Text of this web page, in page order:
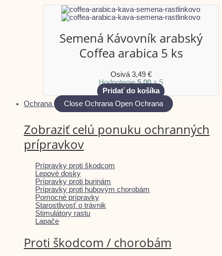
Semená Kávovník arabský
Coffea arabica 5 ks
Osivá3,49 €
Hodnotenie5.00z 5
Pridať do košíka
Ochrana
Close Ochrana Open Ochrana
Zobraziť celú ponuku ochranných
prípravkov
Prípravky proti škodcom
Lepové dosky
Prípravky proti burinám
Prípravky proti hubovým chorobám
Pomocné prípravky
Starostlivosť o trávnik
Stimulátory rastu
Lapače
Proti škodcom / chorobám